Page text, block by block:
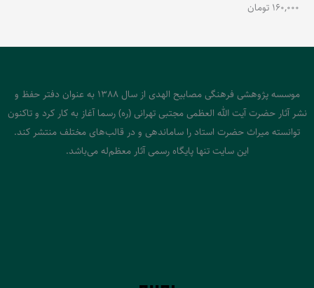
160,000 تومان
موسسه پژوهشی فرهنگی مصابیح الهدی از سال 1388 به عنوان دفتر حفظ و
نشر آثار حضرت آیت الله العظمی مجتبی تهرانی (ره) رسما آغاز به کار کرد و تاکنون
توانسته میراث حضرت استاد را ساماندهی و در قالب‌های مختلف منتشر کند.
این سایت تنها پایگاه رسمی آثار معظم‌له می‌باشد.